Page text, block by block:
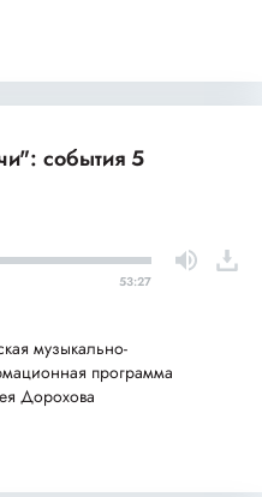
события 5
53:27
музыкально-
программа
Дорохова